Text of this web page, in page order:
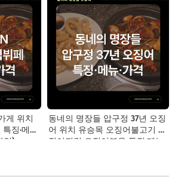
게 위치
징·메뉴·
인)
동네의 명장들 압구정 37년 오징
어 위치 유승목 오징어불고기 오
징어튀김 오징어볶음 특징·메뉴·